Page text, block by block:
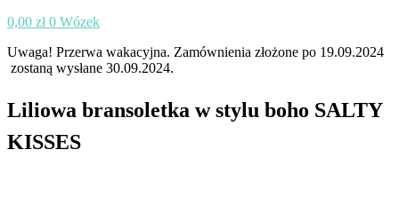
0,00 zł 0 Wózek
Uwaga! Przerwa wakacyjna. Zamównienia złożone po 19.09.2024
zostaną wysłane 30.09.2024.
Liliowa bransoletka w stylu boho SALTY
KISSES